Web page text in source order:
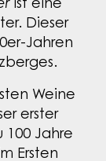
ist eine
Dieser
Jahren
Weine
erster
100 Jahre
Ersten